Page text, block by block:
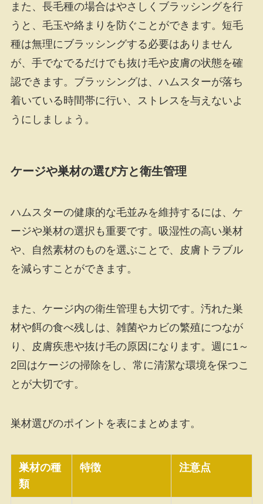
また、長毛種の場合はやさしくブラッシングを行
うと、毛玉や絡まりを防ぐことができます。短毛
種は無理にブラッシングする必要はありません
が、手でなでるだけでも抜け毛や皮膚の状態を確
認できます。ブラッシングは、ハムスターが落ち
着いている時間帯に行い、ストレスを与えないよ
うにしましょう。
ケージや巣材の選び方と衛生管理
ハムスターの健康的な毛並みを維持するには、ケ
ージや巣材の選択も重要です。吸湿性の高い巣材
や、自然素材のものを選ぶことで、皮膚トラブル
を減らすことができます。
また、ケージ内の衛生管理も大切です。汚れた巣
材や餌の食べ残しは、雑菌やカビの繁殖につなが
り、皮膚疾患や抜け毛の原因になります。週に1～
2回はケージの掃除をし、常に清潔な環境を保つこ
とが大切です。
巣材選びのポイントを表にまとめます。
巣材の種
類
特徴 注意点